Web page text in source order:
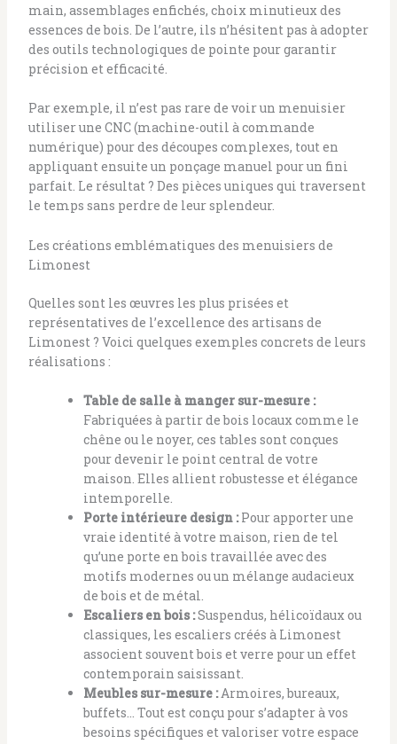
main, assemblages enfichés, choix minutieux des
essences de bois. De l’autre, ils n’hésitent pas à adopter
des outils technologiques de pointe pour garantir
précision et efficacité.
Par exemple, il n’est pas rare de voir un menuisier
utiliser une CNC (machine-outil à commande
numérique) pour des découpes complexes, tout en
appliquant ensuite un ponçage manuel pour un fini
parfait. Le résultat ? Des pièces uniques qui traversent
le temps sans perdre de leur splendeur.
Les créations emblématiques des menuisiers de
Limonest
Quelles sont les œuvres les plus prisées et
représentatives de l’excellence des artisans de
Limonest ? Voici quelques exemples concrets de leurs
réalisations :
Table de salle à manger sur-mesure :
Fabriquées à partir de bois locaux comme le
chêne ou le noyer, ces tables sont conçues
pour devenir le point central de votre
maison. Elles allient robustesse et élégance
intemporelle.
Porte intérieure design :Pour apporter une
vraie identité à votre maison, rien de tel
qu’une porte en bois travaillée avec des
motifs modernes ou un mélange audacieux
de bois et de métal.
Escaliers en bois :Suspendus, hélicoïdaux ou
classiques, les escaliers créés à Limonest
associent souvent bois et verre pour un effet
contemporain saisissant.
Meubles sur-mesure :Armoires, bureaux,
buffets… Tout est conçu pour s’adapter à vos
besoins spécifiques et valoriser votre espace